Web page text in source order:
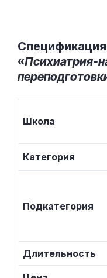
«Психиатрия-
Школа
Категория
Подкатегория
Длительность